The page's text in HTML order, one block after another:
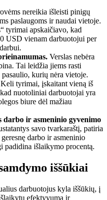
nereikia išleisti pinigų
paslaugoms ir naudai vietoje.
tyrimai apskaičiavo, kad
USD vienam darbuotojui per
Verslas nebėra
Tai leidžia jiems rasti
kurių nėra vietoje.
Keli tyrimai, įskaitant vieną iš
nuotoliniai darbuotojai yra
biure dėl mažiau
ir asmeninio gyvenimo
savo tvarkaraštį, patiria
darbo ir asmeninio
padidina išlaikymo procentą.
iššūkiai
darbuotojus kyla iššūkių, į
efektyvumą ir